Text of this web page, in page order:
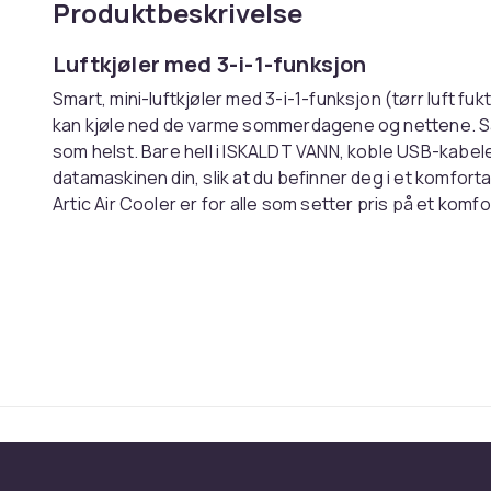
Produktbeskrivelse
Luftkjøler med 3-i-1-funksjon
Smart, mini-luftkjøler med 3-i-1-funksjon (tørr luft
kan kjøle ned de varme sommerdagene og nettene.
som helst. Bare hell i ISKALDT VANN, koble USB-
datamaskinen din, slik at du befinner deg i et
Artic Air Cooler er for alle som setter pris på et
Vår luftkjøler er en billig, men effektiv måte å få
Den er liten og bærbar og flyttes enkelt rundt etter
Bruk den på skrivebordet på kontoret – bare sett